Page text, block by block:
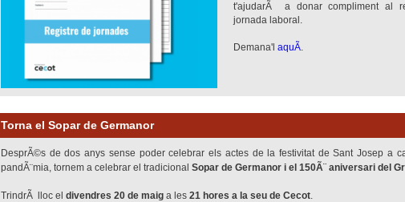
t'ajudarÃ a donar compliment al
jornada laboral.
Demana'l aquÃ­.
Torna el Sopar de Germanor
DesprÃ©s de dos anys sense poder celebrar els actes de la festivitat de Sant Josep a
pandÃ¨mia, tornem a celebrar el tradicional Sopar de Germanor i el 150Ã¨ aniversari del
TrindrÃ lloc el divendres 20 de maig a les 21 hores a la seu de Cecot.